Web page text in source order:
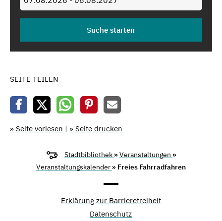
SEITE TEILEN
» Seite vorlesen | » Seite drucken
Stadtbibliothek »Veranstaltungen »
Veranstaltungskalender » Freies Fahrradfahren
Erklärung zur Barrierefreiheit
Datenschutz